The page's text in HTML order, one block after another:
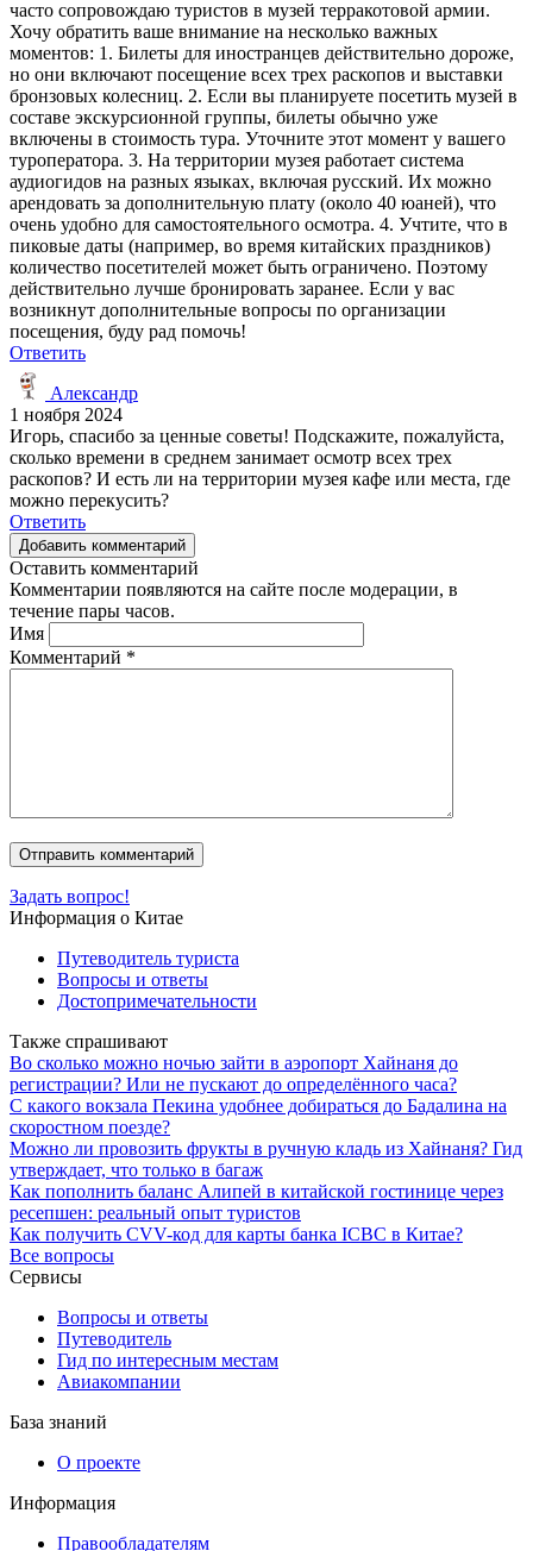
часто сопровождаю туристов в музей терракотовой армии.
Хочу обратить ваше внимание на несколько важных
моментов: 1. Билеты для иностранцев действительно дороже,
но они включают посещение всех трех раскопов и выставки
бронзовых колесниц. 2. Если вы планируете посетить музей в
составе экскурсионной группы, билеты обычно уже
включены в стоимость тура. Уточните этот момент у вашего
туроператора. 3. На территории музея работает система
аудиогидов на разных языках, включая русский. Их можно
арендовать за дополнительную плату (около 40 юаней), что
очень удобно для самостоятельного осмотра. 4. Учтите, что в
пиковые даты (например, во время китайских праздников)
количество посетителей может быть ограничено. Поэтому
действительно лучше бронировать заранее. Если у вас
возникнут дополнительные вопросы по организации
посещения, буду рад помочь!
Ответить
Александр
1 ноября 2024
Игорь, спасибо за ценные советы! Подскажите, пожалуйста,
сколько времени в среднем занимает осмотр всех трех
раскопов? И есть ли на территории музея кафе или места, где
можно перекусить?
Ответить
Добавить комментарий
Оставить комментарий
Комментарии появляются на сайте после модерации, в
течение пары часов.
Имя
Комментарий *
Задать вопрос!
Информация о Китае
Путеводитель туриста
Вопросы и ответы
Достопримечательности
Также спрашивают
Во сколько можно ночью зайти в аэропорт Хайнаня до
регистрации? Или не пускают до определённого часа?
С какого вокзала Пекина удобнее добираться до Бадалина на
скоростном поезде?
Можно ли провозить фрукты в ручную кладь из Хайнаня? Гид
утверждает, что только в багаж
Как пополнить баланс Алипей в китайской гостинице через
ресепшен: реальный опыт туристов
Как получить CVV-код для карты банка ICBC в Китае?
Все вопросы
Сервисы
Вопросы и ответы
Путеводитель
Гид по интересным местам
Авиакомпании
База знаний
О проекте
Информация
Правообладателям